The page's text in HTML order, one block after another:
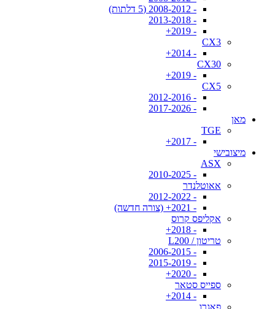
- 2008-2012 (5 דלתות)
- 2013-2018
- 2019+
CX3
- 2014+
CX30
- 2019+
CX5
- 2012-2016
- 2017-2026
מאן
TGE
- 2017+
מיצובישי
ASX
- 2010-2025
אאוטלנדר
- 2012-2022
- 2021+ (צורה חדשה)
אקליפס קרוס
- 2018+
טריטון / L200
- 2006-2015
- 2015-2019
- 2020+
ספייס סטאר
- 2014+
פאגרו